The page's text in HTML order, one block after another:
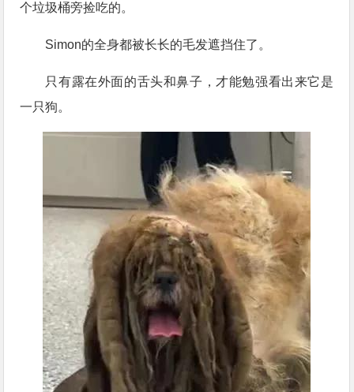
个垃圾桶旁捡吃的。
Simon的全身都被长长的毛发遮挡住了。
只有露在外面的舌头和鼻子，才能勉强看出来它是
一只狗。